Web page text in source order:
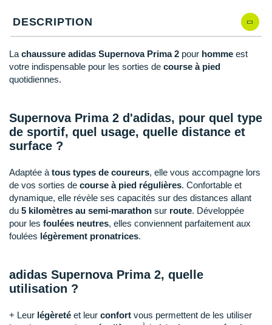
DESCRIPTION
La chaussure adidas Supernova Prima 2 pour homme est
votre indispensable pour les sorties de course à pied
quotidiennes.
Supernova Prima 2 d'adidas, pour quel type
de sportif, quel usage, quelle distance et
surface ?
Adaptée à tous types de coureurs, elle vous accompagne lors
de vos sorties de course à pied régulières. Confortable et
dynamique, elle révèle ses capacités sur des distances allant
du 5 kilomètres au semi-marathon sur route. Développée
pour les foulées neutres, elles conviennent parfaitement aux
foulées légèrement pronatrices.
adidas Supernova Prima 2, quelle
utilisation ?
+ Leur légèreté et leur confort vous permettent de les utiliser
DÉSTOCKAGE
+ Voir tous les accessoires
Nike
NNormal
Odlo
Orca
OVERSTIMS
Patagonia
Petzl
Polar
Raidlight